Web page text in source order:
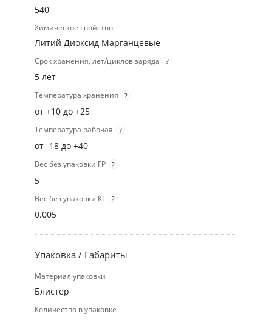
540
Химическое свойство
Литий Диоксид Марганцевые
Срок хранения, лет/циклов заряда ?
5 лет
Температура хранения ?
от +10 до +25
Температура рабочая ?
от -18 до +40
Вес без упаковки ГР ?
5
Вес без упаковки КГ ?
0.005
Упаковка / Габариты
Материал упаковки
Блистер
Количество в упаковке